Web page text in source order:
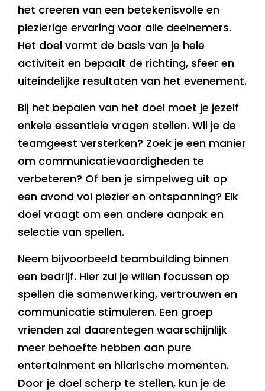
het creeren van een betekenisvolle en
plezierige ervaring voor alle deelnemers.
Het doel vormt de basis van je hele
activiteit en bepaalt de richting, sfeer en
uiteindelijke resultaten van het evenement.
Bij het bepalen van het doel moet je jezelf
enkele essentiele vragen stellen. Wil je de
teamgeest versterken? Zoek je een manier
om communicatievaardigheden te
verbeteren? Of ben je simpelweg uit op
een avond vol plezier en ontspanning? Elk
doel vraagt om een andere aanpak en
selectie van spellen.
Neem bijvoorbeeld teambuilding binnen
een bedrijf. Hier zul je willen focussen op
spellen die samenwerking, vertrouwen en
communicatie stimuleren. Een groep
vrienden zal daarentegen waarschijnlijk
meer behoefte hebben aan pure
entertainment en hilarische momenten.
Door je doel scherp te stellen, kun je de